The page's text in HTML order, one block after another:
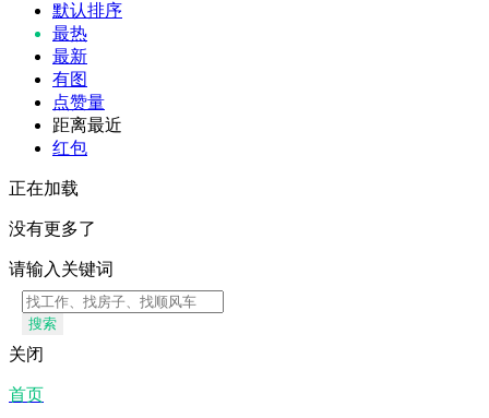
默认排序
最热
最新
有图
点赞量
距离最近
红包
正在加载
没有更多了
请输入关键词
搜索
关闭
首页